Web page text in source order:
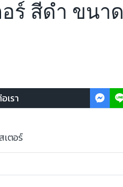
อร์ สีดำ ขนาด
เรา
เตอร์